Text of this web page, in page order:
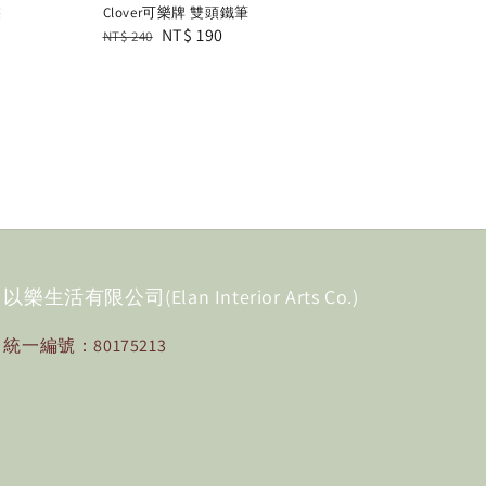
Clover可樂牌 雙頭鐵筆
Regular
NT$ 240 Sale
NT$ 190
以樂生活有限公司(Elan Interior Arts Co.)
統一編號：80175213